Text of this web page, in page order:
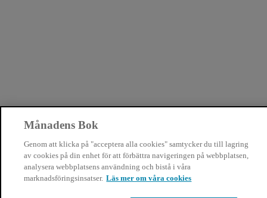
Månadens Bok
Genom att klicka på "acceptera alla cookies" samtycker du till lagring
av cookies på din enhet för att förbättra navigeringen på webbplatsen,
analysera webbplatsens användning och bistå i våra
marknadsföringsinsatser. Läs mer om våra cookies